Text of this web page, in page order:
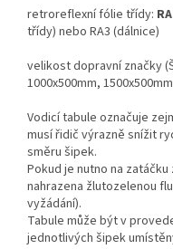
retroreflexní fólie třídy:
třídy) nebo RA3 (dálnice)
velikost dopravní značky
1000x500mm,
Vodicí tabule označuje
musí řidič výrazně snížit
směru šipek.
Pokud je nutno na
nahrazena žlutozelenou
vyžádání).
Tabule může být v
jednotlivých šipek